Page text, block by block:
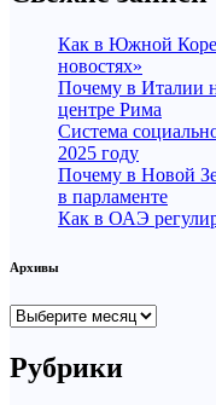
Как в Южной
новостях»
Почему в Италии
центре Рима
Система
2025 году
Почему в Новой
в парламенте
Как в ОАЭ
Архивы
Архивы
Рубрики